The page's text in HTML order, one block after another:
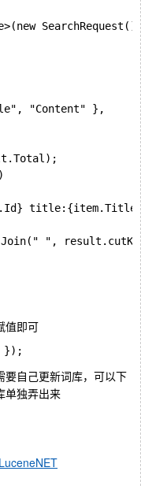
SearchRequest()
"Content" },
",
值即可
要自己更新词库，可以下
单独弄出来